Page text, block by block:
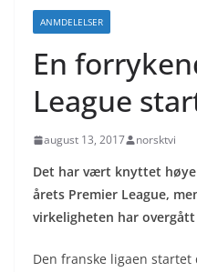
ANMDELELSER
En
League
august 13, 2017 norsktvi
Det har vært knyttet
årets Premier League,
virkeligheten har
Den franske ligaen